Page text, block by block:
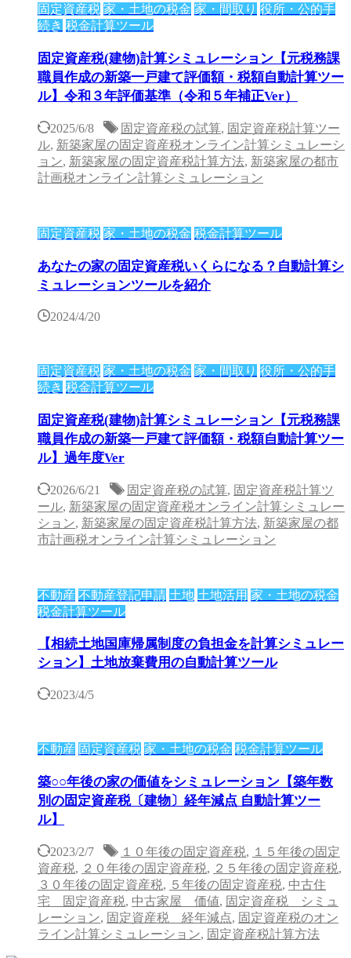
固定資産税 家・土地の税金 家・間取り 役所・公的手
続き 税金計算ツール
固定資産税(建物)計算シミュレーション【元税務課
職員作成の新築一戸建て評価額・税額自動計算ツー
ル】令和３年評価基準（令和５年補正Ver）
2025/6/8 固定資産税の試算, 固定資産税計算ツー
ル, 新築家屋の固定資産税オンライン計算シミュレーシ
ョン, 新築家屋の固定資産税計算方法, 新築家屋の都市
計画税オンライン計算シミュレーション
固定資産税 家・土地の税金 税金計算ツール
あなたの家の固定資産税いくらになる？自動計算シ
ミュレーションツールを紹介
2024/4/20
固定資産税 家・土地の税金 家・間取り 役所・公的手
続き 税金計算ツール
固定資産税(建物)計算シミュレーション【元税務課
職員作成の新築一戸建て評価額・税額自動計算ツー
ル】過年度Ver
2026/6/21 固定資産税の試算, 固定資産税計算ツ
ール, 新築家屋の固定資産税オンライン計算シミュレー
ション, 新築家屋の固定資産税計算方法, 新築家屋の都
市計画税オンライン計算シミュレーション
不動産 不動産登記申請 土地 土地活用 家・土地の税金
税金計算ツール
【相続土地国庫帰属制度の負担金を計算シミュレー
ション】土地放棄費用の自動計算ツール
2023/4/5
不動産 固定資産税 家・土地の税金 税金計算ツール
築○○年後の家の価値をシミュレーション【築年数
別の固定資産税〔建物〕経年減点 自動計算ツー
ル】
2023/2/7 １０年後の固定資産税, １５年後の固定
資産税, ２０年後の固定資産税, ２５年後の固定資産税,
３０年後の固定資産税, ５年後の固定資産税, 中古住
宅 固定資産税, 中古家屋 価値, 固定資産税 シミュ
レーション, 固定資産税 経年減点, 固定資産税のオン
ライン計算シミュレーション, 固定資産税計算方法